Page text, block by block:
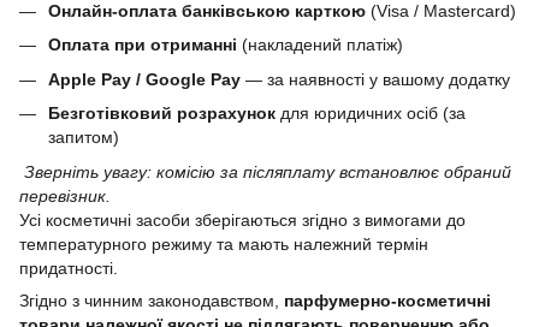
Онлайн-оплата банківською карткою (Visa / Mastercard)
Оплата при отриманні (накладений платіж)
Apple Pay / Google Pay — за наявності у вашому додатку
Безготівковий розрахунок для юридичних осіб (за
запитом)
Зверніть увагу: комісію за післяплату встановлює обраний
перевізник.
Усі косметичні засоби зберігаються згідно з вимогами до
температурного режиму та мають належний термін
придатності.
Згідно з чинним законодавством, парфумерно-косметичні